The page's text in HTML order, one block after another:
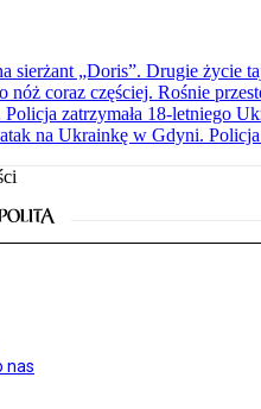
sierżant „Doris”. Drugie życie
nóż coraz częściej. Rośnie
Policja zatrzymała 18-letniego
na Ukrainkę w Gdyni. Policja
nas